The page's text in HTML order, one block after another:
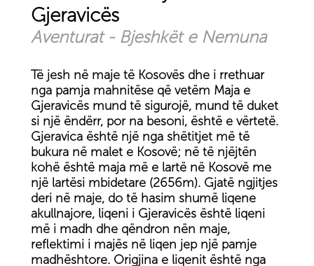
Gjeravicës
Aventurat - Bjeshkët e Nemuna
Të jesh në maje të Kosovës dhe i rrethuar
nga pamja mahnitëse që vetëm Maja e
Gjeravicës mund të sigurojë, mund të duket
si një ëndërr, por na besoni, është e vërtetë.
Gjeravica është një nga shëtitjet më të
bukura në malet e Kosovë; në të njëjtën
kohë është maja më e lartë në Kosovë me
një lartësi mbidetare (2656m). Gjatë ngjitjes
deri në maje, do të hasim shumë liqene
akullnajore, liqeni i Gjeravicës është liqeni
më i madh dhe qëndron nën maje,
reflektimi i majës në liqen jep një pamje
madhështore. Origjina e liqenit është nga